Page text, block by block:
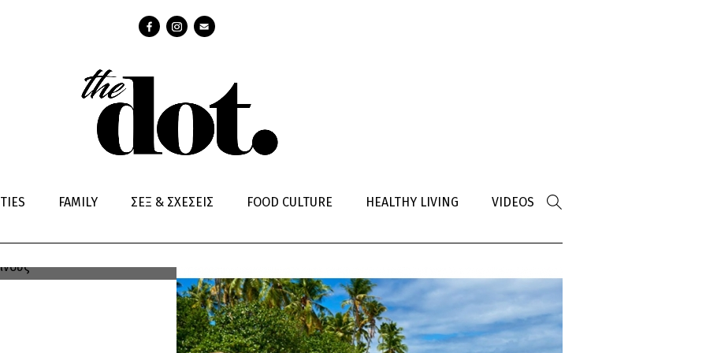
FAMILY ΣΕΞ & ΣΧΕΣΕΙΣ FOOD CULTURE HEALTHY LIVING VIDEOS
πολύ!